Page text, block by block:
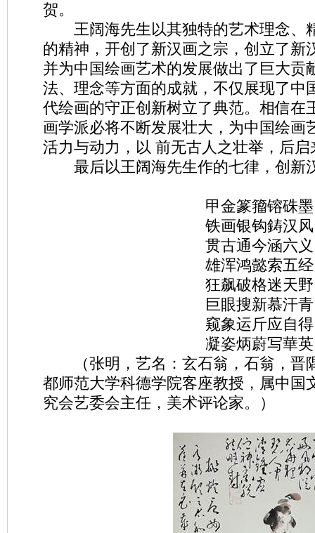
贺。
王阔海先生以其独特的艺术理念、
的精神，开创了新汉画之宗，创立了新
并为中国绘画艺术的发展做出了巨大贡
法、理念等方面的成就，不仅展现了中
代绘画的守正创新树立了典范。相信在
画学派必将不断发展壮大，为中国绘画
活力与动力，以 前无古人之壮举，后
最后以王阔海先生作的七律，创新
甲金篆籀镕硃
铁画银钩鋳汉
贯古通今涵六
雄浑鸿懿索五
狂飙破格迷天
巨眼搜新慕汗
窥象运斤应自
凝姿炳蔚写華
（张明，艺名：玄石翁，石翁，晋
都师范大学科德学院客座教授，属中国
究会艺委会主任，美术评论家。）